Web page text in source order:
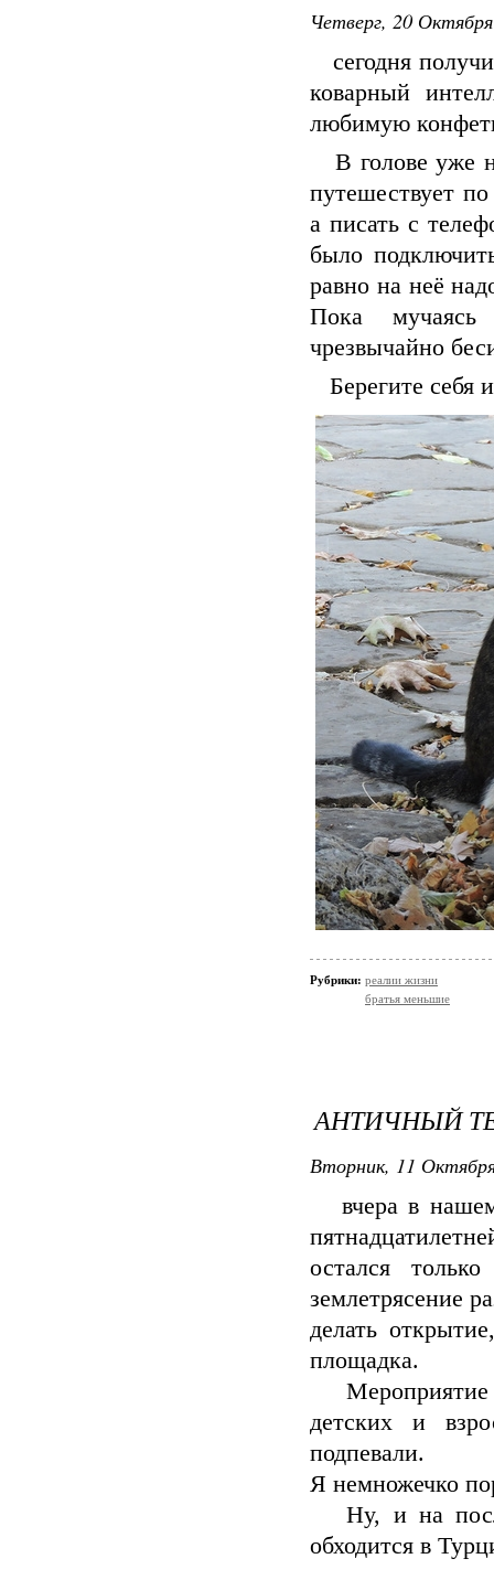
Четверг, 20
сегодня
коварный
любимую
В голове уже
путешествует
а писать с
было
равно на неё
Пока мучаясь
чрезвычайно
Берегите себя
Рубрики: реалии жизни
братья меньшие
АНТИЧНЫЙ
Вторник, 11
вчера в нашем
остался
землетрясение
делать
площадка.
Мероприятие
детских и
подпевали.
Я немножечко
Ну, и на
обходится в